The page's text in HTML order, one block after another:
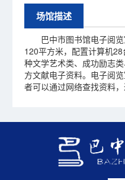
场馆描述
巴中市图书馆电子阅览
120平方米，配置计算机
种文学艺术类、成功励志
方文献电子资料。电子阅
者可以通过网络查找资料，